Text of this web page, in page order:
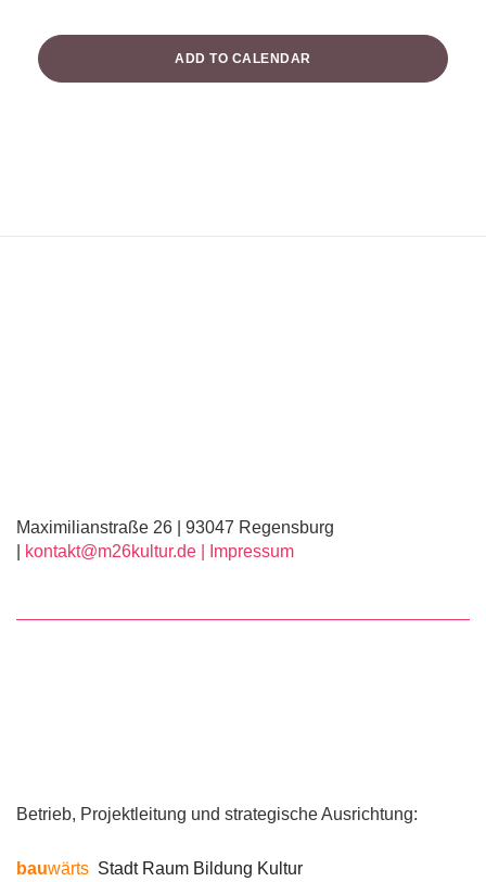
ADD TO CALENDAR
Maximilianstraße 26 | 93047 Regensburg
kontakt@m26kultur.de | Impressum
Betrieb, Projektleitung und strategische Ausrichtung:
bauwärts Stadt Raum Bildung Kultur